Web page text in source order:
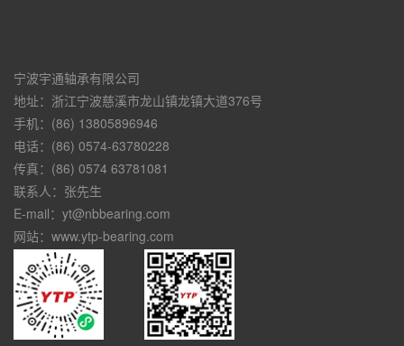
宁波宇通轴承有限公司
地址：浙江宁波慈溪市龙山镇龙镇大道376号
手机：(86) 13805896946
电话：(86) 0574-63780228
传真：(86) 0574 63781081
联系人：张先生
E-mail：yt@nbbearing.com
网站：www.ytp-bearing.com